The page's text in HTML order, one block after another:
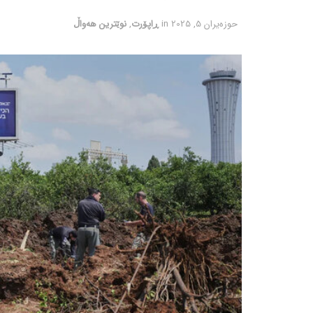
حوزه‌یران 5, 2025 in ڕاپۆرت,نوێترین هەواڵ